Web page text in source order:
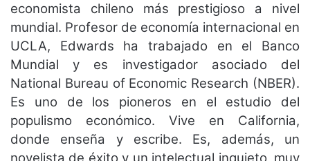
economista chileno más prestigioso a nivel
mundial. Profesor de economía internacional en
UCLA, Edwards ha trabajado en el Banco
Mundial y es investigador asociado del
National Bureau of Economic Research (NBER).
Es uno de los pioneros en el estudio del
populismo económico. Vive en California,
donde enseña y escribe. Es, además, un